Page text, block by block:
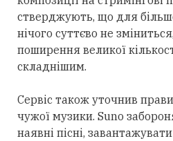
стверджують, що для
нічого суттєво не
поширення великої
складнішим.
Сервіс також уточнив
чужої музики. Suno
наявні пісні,